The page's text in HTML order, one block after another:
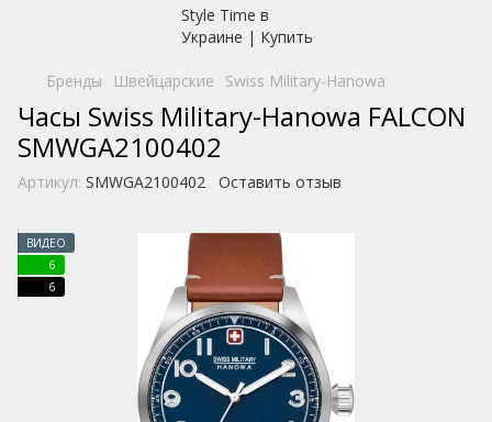
Бренды Швейцарские Swiss Military-Hanowa
Часы Swiss Military-Hanowa FALCON
SMWGA2100402
Артикул: SMWGA2100402 Оставить отзыв
ВИДЕО
6
6